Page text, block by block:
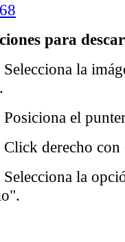
para
Selecciona la
Posiciona el
Click derecho con
Selecciona la